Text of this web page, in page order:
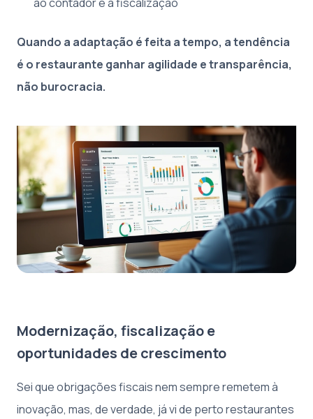
Quando a adaptação é feita a tempo, a tendência
é o restaurante ganhar agilidade e transparência,
não burocracia.
Modernização, fiscalização e
oportunidades de crescimento
Sei que obrigações fiscais nem sempre remetem à
inovação, mas, de verdade, já vi de perto restaurantes